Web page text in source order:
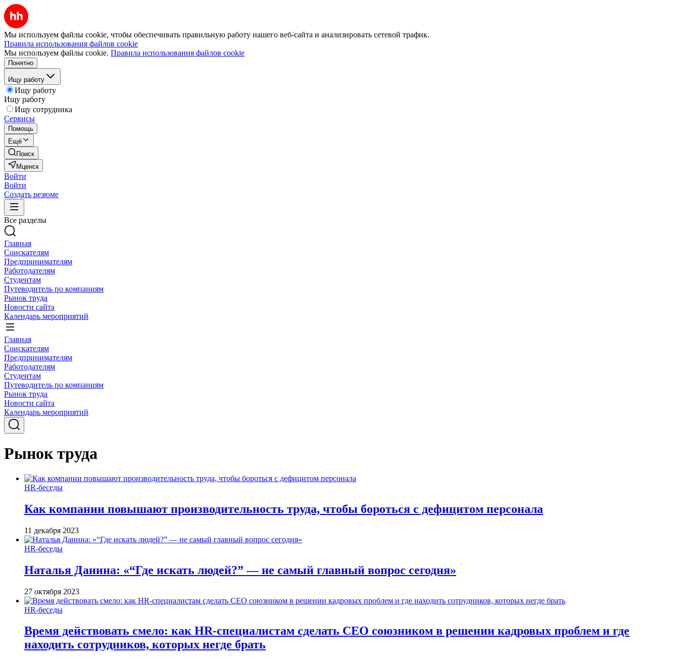
Мы используем файлы cookie, чтобы обеспечивать правильную работу нашего веб-сайта и анализировать сетевой трафик.
Правила использования файлов cookie
Мы используем файлы cookie. Правила использования файлов cookie
Понятно
Ищу работу
Ищу работу
Ищу работу
Ищу сотрудника
Сервисы
Помощь
Ещё
Поиск
Мценск
Войти
Войти
Создать резюме
Все разделы
Главная
Соискателям
Предпринимателям
Работодателям
Студентам
Путеводитель по компаниям
Рынок труда
Новости сайта
Календарь мероприятий
Главная
Соискателям
Предпринимателям
Работодателям
Студентам
Путеводитель по компаниям
Рынок труда
Новости сайта
Календарь мероприятий
Рынок труда
HR-беседы
Как компании повышают производительность труда, чтобы бороться с дефицитом персонала
11 декабря 2023
HR-беседы
Наталья Данина: «“Где искать людей?” — не самый главный вопрос сегодня»
27 октября 2023
HR-беседы
Время действовать смело: как HR-специалистам сделать CEO союзником в решении кадровых проблем и где
находить сотрудников, которых негде брать